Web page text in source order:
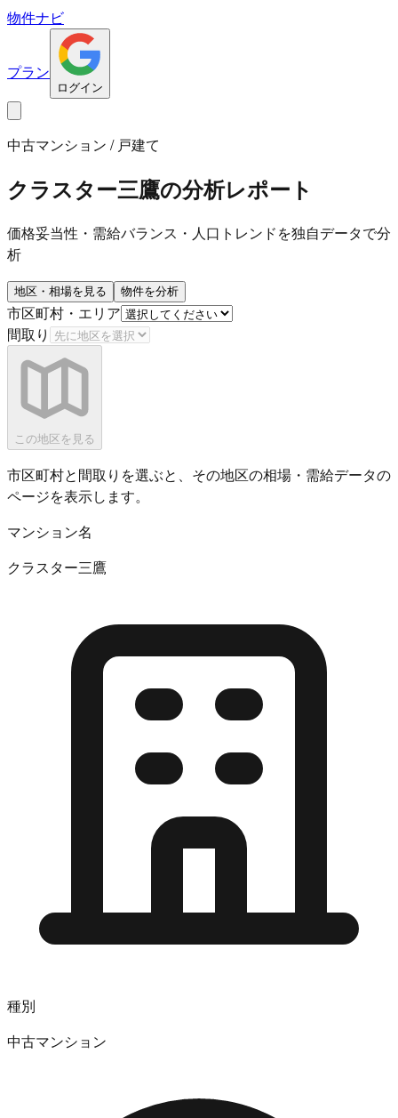
物件ナビ
プラン
ログイン
中古マンション / 戸建て
クラスター三鷹の分析レポート
価格妥当性・需給バランス・人口トレンドを独自データで分
析
地区・相場を見る 物件を分析
市区町村・エリア
間取り
この地区を見る
市区町村と間取りを選ぶと、その地区の相場・需給データの
ページを表示します。
マンション名
クラスター三鷹
種別
中古マンション